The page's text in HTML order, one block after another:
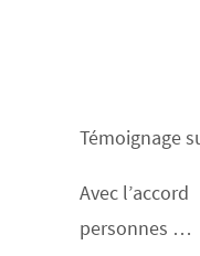
Témoignage
Avec
personnes …